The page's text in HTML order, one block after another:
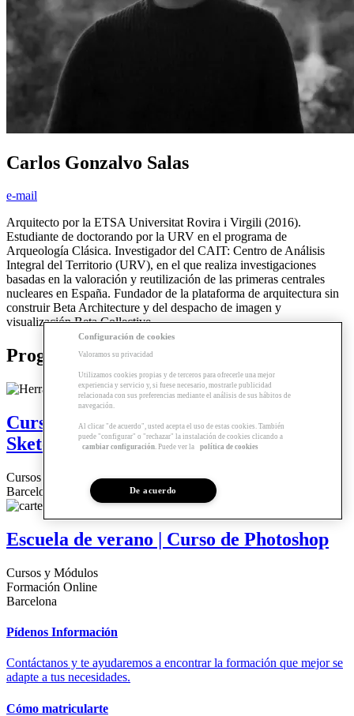
Carlos Gonzalvo Salas
e-mail
Arquitecto por la ETSA Universitat Rovira i Virgili (2016).
Estudiante de doctorando por la URV en el programa de
Arqueología Clásica. Investigador del CAIT: Centro de Análisis
Integral del Territorio (URV), en el que realiza investigaciones
basadas en la valoración y reutilización de las primeras centrales
nucleares en España. Fundador de la plataforma de arquitectura sin
construir Beta Architecture y del despacho de imagen y
visualización Beta Collective.
Programas relacionados
Curso | Sistemas de Representación: De
SketchUp a inDesign
Cursos y Módulos
Barcelona
Escuela de verano | Curso de Photoshop
Cursos y Módulos
Formación Online
Barcelona
Pídenos Información
Contáctanos y te ayudaremos a encontrar la formación que mejor se
adapte a tus necesidades.
Cómo matricularte
Configuración de cookies
Valoramos su privacidad
Utilizamos cookies propias y de terceros para ofrecerle una mejor
experiencia y servicio y, si fuese necesario, mostrarle publicidad
relacionada con sus preferencias mediante el análisis de sus hábitos de
navegación.
Al clicar "de acuerdo", usted acepta el uso de estas cookies. También
puede "configurar" o "rechazar" la instalación de cookies clicando a
cambiar configuración. Puede ver la política de cookies
De acuerdo